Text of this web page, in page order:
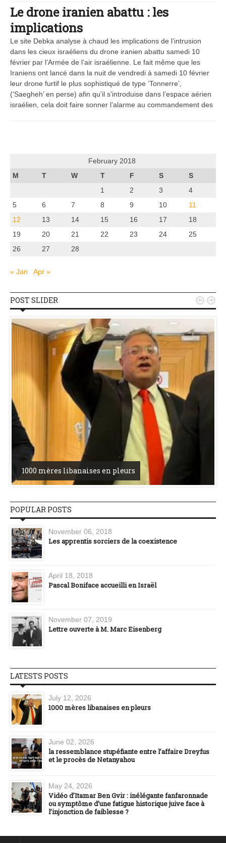
Le drone iranien abattu : les
implications
Le site Debka analyse à chaud les implications de l’intrusion
dans les cieux israéliens du drone iranien abattu samedi 10
février par l’Armée de l’air israélienne. Le fait même que les
Iraniens ont lancé dans la nuit de vendredi à samedi 10 février
leur drone furtif le plus sophistiqué de type ‘Tonnerre’,
(‘Saegheh’ en perse) afin qu’il s’introduise dans l’espace aérien
israélien, cela doit faire sonner l’alarme au commandement des
February 2018
M
T W T F S
S
1
2 3
4
5
6 7 8 9 10
11
12
13 14 15 16 17
18
19
20 21 22 23 24
25
26
27 28
« Jan Apr »
POST SLIDER
1000 mères libanaises en pleurs
 
POPULAR POSTS
November 06, 2018
Les apprentis sorciers de la coexistence
April 18, 2018
Pascal Boniface accueilli en Israël
November 07, 2019
Lettre ouverte à M. Marc Eisenberg
LATESTS POSTS
July 12, 2026
1000 mères libanaises en pleurs
June 02, 2026
la ressemblance stupéfiante entre l’affaire Dreyfus
et le procès de Netanyahou
May 24, 2026
Vidéo d’Itamar Ben Gvir : inélégante fanfaronnade
ou symptôme d’une fatigue historique juive face à
l’injonction de faiblesse ?